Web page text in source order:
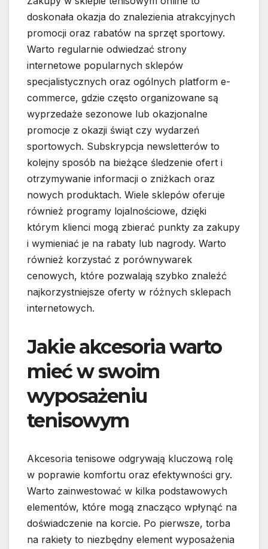
doskonała okazja do znalezienia atrakcyjnych
promocji oraz rabatów na sprzęt sportowy.
Warto regularnie odwiedzać strony
internetowe popularnych sklepów
specjalistycznych oraz ogólnych platform e-
commerce, gdzie często organizowane są
wyprzedaże sezonowe lub okazjonalne
promocje z okazji świąt czy wydarzeń
sportowych. Subskrypcja newsletterów to
kolejny sposób na bieżące śledzenie ofert i
otrzymywanie informacji o zniżkach oraz
nowych produktach. Wiele sklepów oferuje
również programy lojalnościowe, dzięki
którym klienci mogą zbierać punkty za zakupy
i wymieniać je na rabaty lub nagrody. Warto
również korzystać z porównywarek
cenowych, które pozwalają szybko znaleźć
najkorzystniejsze oferty w różnych sklepach
internetowych.
Jakie akcesoria warto
mieć w swoim
wyposażeniu
tenisowym
Akcesoria tenisowe odgrywają kluczową rolę
w poprawie komfortu oraz efektywności gry.
Warto zainwestować w kilka podstawowych
elementów, które mogą znacząco wpłynąć na
doświadczenie na korcie. Po pierwsze, torba
na rakiety to niezbędny element wyposażenia